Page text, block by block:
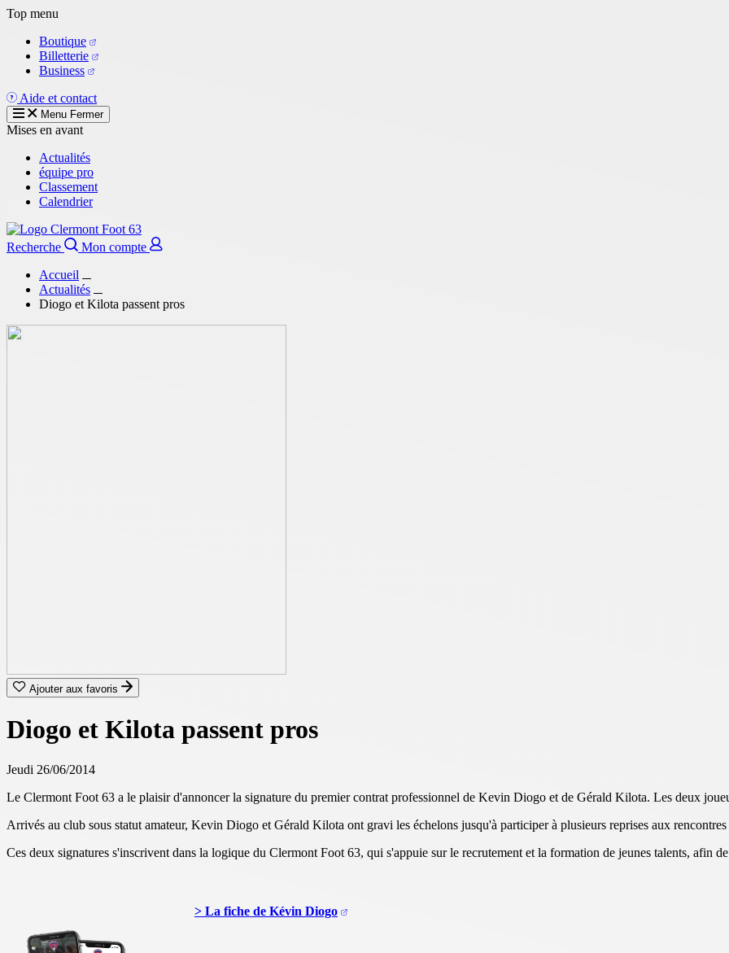
Aller
contenu
principal
Top menu
Boutique
Billetterie
Business
Aide et contact
Menu Fermer
Mises en avant
Actualités
équipe pro
Classement
Calendrier
Recherche
Mon compte
Accueil
Actualités
Diogo et Kilota passent pros
Ajouter aux favoris
Diogo et Kilota passent pros
Jeudi 26/06/2014
Le Clermont Foot 63 a le plaisir d'annoncer la signature du premier contrat professionnel de Kevin Diogo et de Gérald Kilota. Les deux
Arrivés au club sous statut amateur, Kevin Diogo et Gérald Kilota ont gravi les échelons jusqu'à participer à plusieurs reprises aux
Ces deux signatures s'inscrivent dans la logique du Clermont Foot 63, qui s'appuie sur le recrutement et la formation de jeunes talents, afin
> La fiche de Kévin Diogo